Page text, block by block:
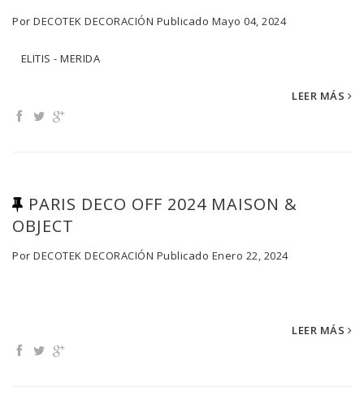
Por DECOTEK DECORACIÓN Publicado Mayo 04, 2024
ELITIS - MERIDA
LEER MÁS
PARIS DECO OFF 2024 MAISON &
OBJECT
Por DECOTEK DECORACIÓN Publicado Enero 22, 2024
LEER MÁS